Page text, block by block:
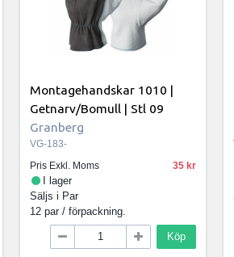
Montagehandskar 1010 |
Getnarv/Bomull | Stl 09
Granberg
VG-183-
Pris Exkl. Moms
35
I lager
Säljs i Par
12 par / förpackning.
Köp